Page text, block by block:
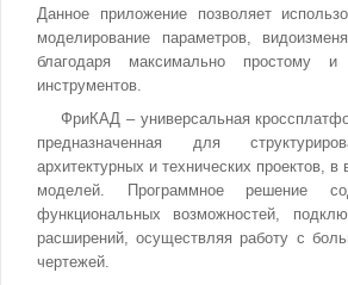
Данное приложение позволяет
моделирование параметров,
благодаря максимально простому и
инструментов.
ФриКАД – универсальная
предназначенная для
архитектурных и технических проектов,
моделей. Программное решение
функциональных возможностей,
расширений, осуществляя работу с
чертежей.